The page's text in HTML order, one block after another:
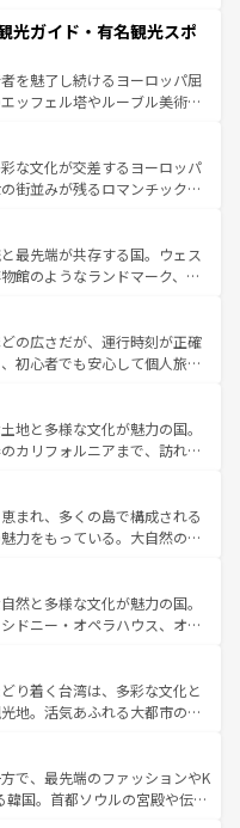
れられない旅をしてみよう！
熱的なフラメンコ、熱気あふ
パスが生活の一部となってい
れた雰囲気や、バルセロナの
方では古代ローマ遺跡や中世
候が異なるスペインはその個
性で訪れる人を魅了する。 なお、新着のスペイン情報は コ
い。
光ガイド・有名観光スポ
を魅了し続けるヨーロッパ屈
ッフェル塔やルーブル美術館
る。華麗な宮殿、歴史的な大
豊かな自然が、訪れる者を心
スは美食の国としても知ら
あるランス、プロヴァンスの
多彩な楽しみ方が可能だ。さ
力が溢れており、どの街角に
れで全く異なる文化を体験で
新着のフランス情報はコンテンツ一覧
な文化が交差するヨーロッパ
街並みが残るロマンチック街
いても飽きることがない。ベ
ルン州のアルプスの絶景、そ
といった風景は必見。ビール
しい。 なお、新着の
を参照してほしい。
最先端が共存する国。ウェス
館のようなランドマーク、歴
。また、優雅なアフタヌーン
らない英国パブ、サッカー観
る体験も豊富。イギリスを旅
の広さだが、運行時刻が正確
初心者でも安心して個人旅行
スイスならではのユニークな
だけでなく町歩きも満喫する
高いため物価も高いが、旅行
ともできる。 なお、新
一覧 を参照してほしい。
地と多様な文化が魅力の国。
カリフォルニアまで、訪れる
ショッピング、エンターテイ
スポットだ。一方、アメリカ
ランドキャニオンやイエロー
音楽と美食が融合した独特の
カの各地域で異なる魅力を楽
かな歴史を感じることができ
のアメリカ
してほしい。
まれ、多くの島で構成される
力をもっている。大自然の神
定番の観光地といえばオアフ
ならマウイ島やカウアイ島が
ンに輝く海をはじめ、豊かな
人々を迎えてくれるハワイの
ドやハワイアンミュージッ
、すべてがハワイの魅力を彩
ワイ情報
ほしい。
然と多様な文化が魅力の国。
ドニー・オペラハウス、オー
びえるウルル（エアーズロッ
生林やケアンズの熱帯雨林な
た、カフェやワイン、オージ
しており、サーフィンやダイ
ウトドア好きにはたまらな
魅力を存分に味わいつくそ
り着く台湾は、多彩な文化と
地。活気あふれる大都市の台
る台湾東部など、都市の喧騒
り、訪れる人に新しい発見と
た、奥深い台湾の食文化も魅
で、最先端のファッションやK
国。首都ソウルの宮殿や伝統